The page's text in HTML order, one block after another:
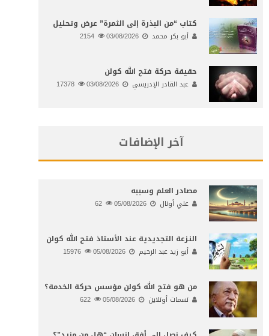
كتاب “من البذرة إلى الثمرة” عرض وتحليل
أبو بكر محمد 03/08/2026
حقيقة حركة فتح الله كولن
عبد القادر الإدريسي 03/08/2026
آخر الإضافات
مصادر العلم وسببه
علي أونال 05/08/2026
النـزعة التجديدية عند الأستاذ فتح الله كولن
أبو زيد عبد الرحيم 05/08/2026
من هو فتح الله كولن مؤسس حركة الخدمة؟
نسمات أونلاين 05/08/2026